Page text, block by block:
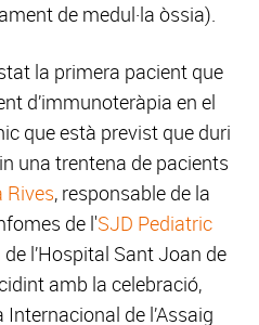
de medul·la òssia).
la primera pacient que
d’immunoteràpia en el
que està previst que duri
una trentena de pacients
Rives, responsable de la
de l'SJD Pediatric
de l’Hospital Sant Joan de
amb la celebració,
de l’Assaig